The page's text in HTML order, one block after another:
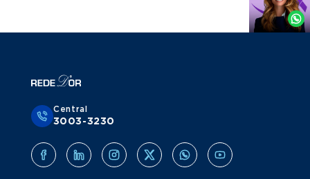
Whatsapp
Central
3003-3230